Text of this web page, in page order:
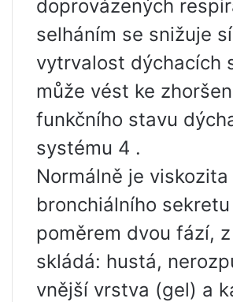
doprovázených
selháním se snižuje
vytrvalost dýchacích
může vést ke
funkčního stavu
systému 4 .
Normálně je viskozita
bronchiálního
poměrem dvou fází,
skládá: hustá,
vnější vrstva (gel) a